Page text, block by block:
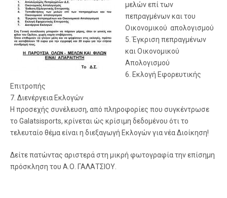
μελών επί των
πεπραγμένων και του
Οικονομικού απολογισμού
5. Έγκριση πεπραγμένων
και Οικονομικού
Απολογισμού
6. Εκλογή Εφορευτικής
Επιτροπής
7. Διενέργεια Εκλογών
Η προσεχής συνέλευση, από πληροφορίες που συγκέντρωσε
το Galatsisports, κρίνεται ώς κρίσιμη δεδομένου ότι το
τελευταίο θέμα είναι η διεξαγωγή Εκλογών για νέα Διοίκηση!
Δείτε πατώντας αριστερά στη μικρή φωτογραφία την επίσημη
πρόσκληση του Α.Ο. ΓΑΛΑΤΣΙΟΥ.